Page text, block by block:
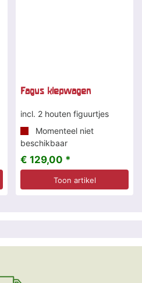
Fagus kiepwagen
incl. 2 houten figuurtjes
Momenteel niet
beschikbaar
€ 129,00 *
Toon artikel